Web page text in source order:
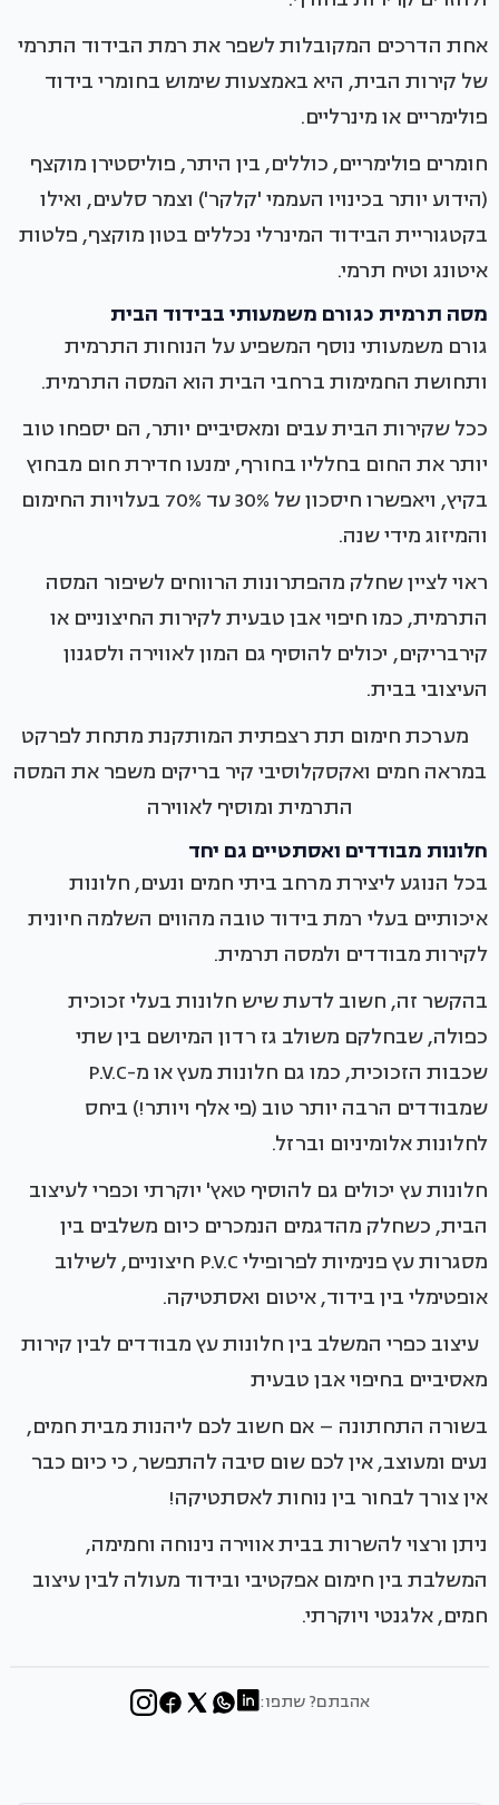
אחת הדרכים המקובלות לשפר את רמת הבידוד התרמי
של קירות הבית, היא באמצעות שימוש בחומרי בידוד
פולימריים או מינרליים.
חומרים פולימריים, כוללים, בין היתר, פוליסטירן מוקצף
(הידוע יותר בכינויו העממי 'קלקר') וצמר סלעים, ואילו
בקטגוריית הבידוד המינרלי נכללים בטון מוקצף, פלטות
איטונג וטיח תרמי.
מסה תרמית כגורם משמעותי בבידוד הבית
גורם משמעותי נוסף המשפיע על הנוחות התרמית
ותחושת החמימות ברחבי הבית הוא המסה התרמית.
ככל שקירות הבית עבים ומאסיביים יותר, הם יספחו טוב
יותר את החום בחלליו בחורף, ימנעו חדירת חום מבחוץ
בקיץ, ויאפשרו חיסכון של 30% עד 70% בעלויות החימום
והמיזוג מידי שנה.
ראוי לציין שחלק מהפתרונות הרווחים לשיפור המסה
התרמית, כמו חיפוי אבן טבעית לקירות החיצוניים או
קירבריקים, יכולים להוסיף גם המון לאווירה ולסגנון
העיצובי בבית.
מערכת חימום תת רצפתית המותקנת מתחת לפרקט
במראה חמים ואקסקלוסיבי קיר בריקים משפר את המסה
התרמית ומוסיף לאווירה
חלונות מבודדים ואסתטיים גם יחד
בכל הנוגע ליצירת מרחב ביתי חמים ונעים, חלונות
איכותיים בעלי רמת בידוד טובה מהווים השלמה חיונית
לקירות מבודדים ולמסה תרמית.
בהקשר זה, חשוב לדעת שיש חלונות בעלי זכוכית
כפולה, שבחלקם משולב גז רדון המיושם בין שתי
שכבות הזכוכית, כמו גם חלונות מעץ או מ-P.V.C
שמבודדים הרבה יותר טוב (פי אלף ויותר!) ביחס
לחלונות אלומיניום וברזל.
חלונות עץ יכולים גם להוסיף טאץ' יוקרתי וכפרי לעיצוב
הבית, כשחלק מהדגמים הנמכרים כיום משלבים בין
מסגרות עץ פנימיות לפרופילי P.V.C חיצוניים, לשילוב
אופטימלי בין בידוד, איטום ואסתטיקה.
עיצוב כפרי המשלב בין חלונות עץ מבודדים לבין קירות
מאסיביים בחיפוי אבן טבעית
בשורה התחתונה – אם חשוב לכם ליהנות מבית חמים,
נעים ומעוצב, אין לכם שום סיבה להתפשר, כי כיום כבר
אין צורך לבחור בין נוחות לאסתטיקה!
ניתן ורצוי להשרות בבית אווירה נינוחה וחמימה,
המשלבת בין חימום אפקטיבי ובידוד מעולה לבין עיצוב
חמים, אלגנטי ויוקרתי.
אהבתם? שתפו: